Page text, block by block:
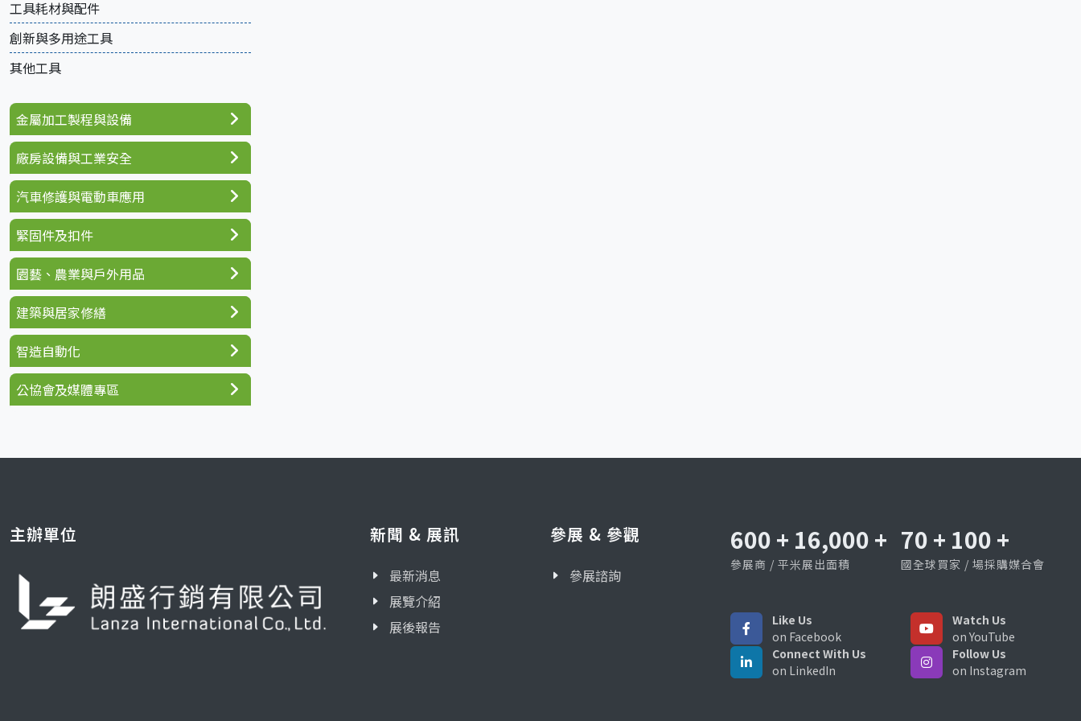
工具耗材與配件
創新與多用途工具
其他工具
金屬加工製程與設備
廠房設備與工業安全
汽車修護與電動車應用
緊固件及扣件
園藝、農業與戶外用品
建築與居家修繕
智造自動化
公協會及媒體專區
主辦單位 新聞 & 展訊
最新消息
展覽介紹
展後報告
參展 & 參觀
參展諮詢
600 + 16,000 +
參展商 / 平米展出面積
70 + 100 +
國全球買家 / 場採購媒合會
Like Us
on Facebook
Watch Us
on YouTube
Connect With Us
on LinkedIn
Follow Us
on Instagram